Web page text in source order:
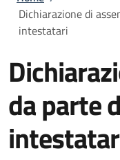
Dichiarazione di
intestatari
da parte